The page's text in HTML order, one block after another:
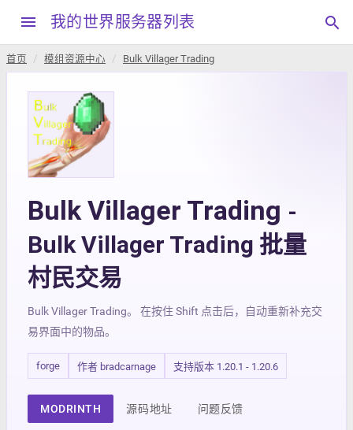
menu 我的世界服务器列表 search
首页 模组资源中心 Bulk Villager Trading
Bulk Villager Trading -
Bulk Villager Trading 批量
村民交易
Bulk Villager Trading。 在按住 Shift 点击后，自动重新补充交
易界面中的物品。
forge 作者 bradcarnage 支持版本 1.20.1 - 1.20.6
MODRINTH 源码地址 问题反馈